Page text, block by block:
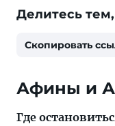
Делитесь
Скопировать
Афины и
Где